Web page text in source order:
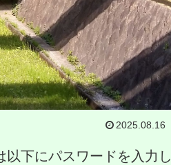
2025.08.16
下にパスワードを入力し